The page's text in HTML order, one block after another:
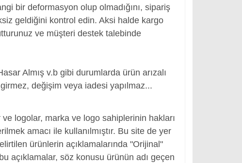
bir deformasyon olup olmadığını, sipariş
geldiğini kontrol edin. Aksi halde kargo
ve müşteri destek talebinde
Almış v.b gibi durumlarda ürün arızalı
değişim veya iadesi yapılmaz...
logolar, marka ve logo sahiplerinin hakları
amacı ile kullanılmıştır. Bu site de yer
ürünlerin açıklamalarında "Orijinal"
açıklamalar, söz konusu ürünün adı geçen